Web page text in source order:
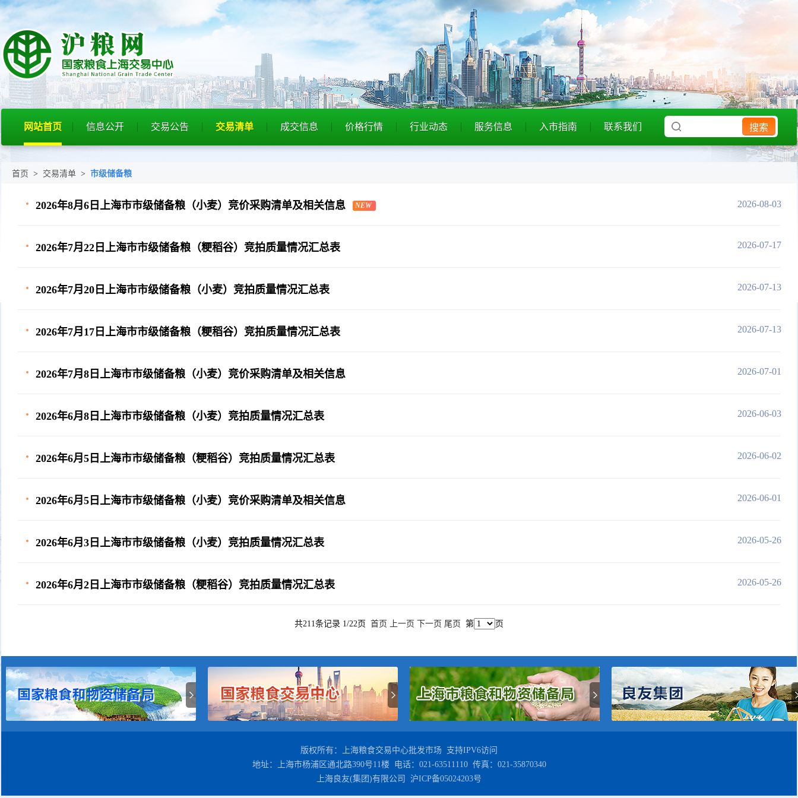
网站首页 信息公开 交易公告 交易清单 成交信息 价格行情 行业动态 服务信息 入市指南 联系我们 搜索
首页 > 交易清单 > 市级储备粮
2026年8月6日上海市市级储备粮（小麦）竞价采购清单及相关信息 NEW 2026-08-03
2026年7月22日上海市市级储备粮（粳稻谷）竞拍质量情况汇总表 2026-07-17
2026年7月20日上海市市级储备粮（小麦）竞拍质量情况汇总表 2026-07-13
2026年7月17日上海市市级储备粮（粳稻谷）竞拍质量情况汇总表 2026-07-13
2026年7月8日上海市市级储备粮（小麦）竞价采购清单及相关信息 2026-07-01
2026年6月8日上海市市级储备粮（小麦）竞拍质量情况汇总表 2026-06-03
2026年6月5日上海市市级储备粮（粳稻谷）竞拍质量情况汇总表 2026-06-02
2026年6月5日上海市市级储备粮（小麦）竞价采购清单及相关信息 2026-06-01
2026年6月3日上海市市级储备粮（小麦）竞拍质量情况汇总表 2026-05-26
2026年6月2日上海市市级储备粮（粳稻谷）竞拍质量情况汇总表 2026-05-26
共211条记录 1/22页 首页 上一页 下一页 尾页 第 页
版权所有：上海粮食交易中心批发市场 支持IPV6访问
地址：上海市杨浦区通北路390号11楼 电话：021-63511110 传真：021-35870340
上海良友(集团)有限公司 沪ICP备05024203号